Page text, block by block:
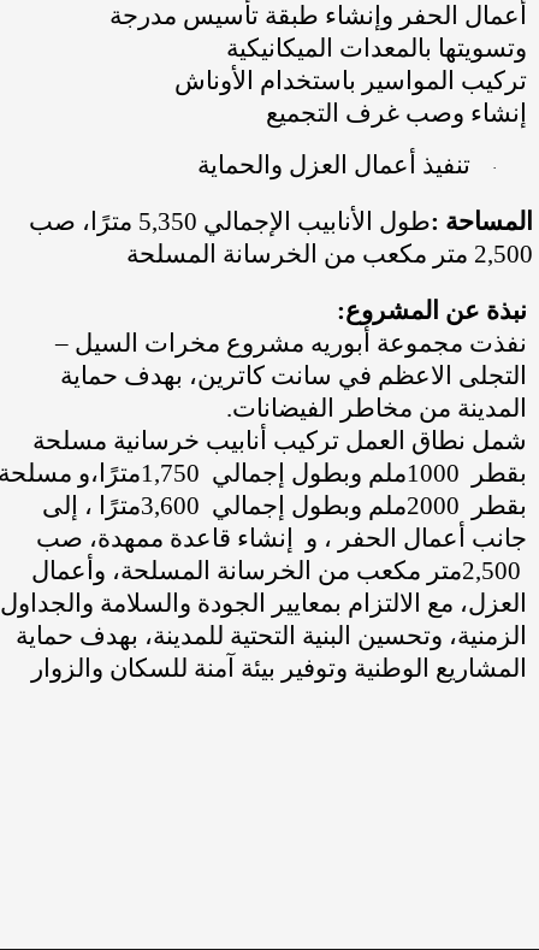
أعمال الحفر وإنشاء طبقة تأسيس مدرجة
وتسويتها بالمعدات الميكانيكية
تركيب المواسير باستخدام الأوناش
إنشاء وصب غرف التجميع
·
تنفيذ أعمال العزل والحماية
المساحة :
طول الأنابيب الإجمالي 5,350 مترًا، صب
2,500 متر مكعب من الخرسانة المسلحة
نبذة عن المشروع:
نفذت مجموعة أبوريه مشروع مخرات السيل –
التجلى الاعظم في سانت كاترين، بهدف حماية
المدينة من مخاطر الفيضانات.
شمل نطاق العمل تركيب أنابيب خرسانية مسلحة
بقطر
1000ملم وبطول إجمالي 1,750مترًا،و
بقطر
2000ملم وبطول إجمالي 3,600مترًا ، إلى
جانب أعمال الحفر ، و إنشاء قاعدة ممهدة، صب
2,500متر مكعب من الخرسانة المسلحة، وأعمال
العزل، مع الالتزام بمعايير الجودة والسلامة والجداول
الزمنية، وتحسين البنية التحتية للمدينة، بهدف حماية
المشاريع الوطنية وتوفير بيئة آمنة للسكان والزوار